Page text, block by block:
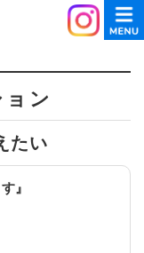
ン
たい
』